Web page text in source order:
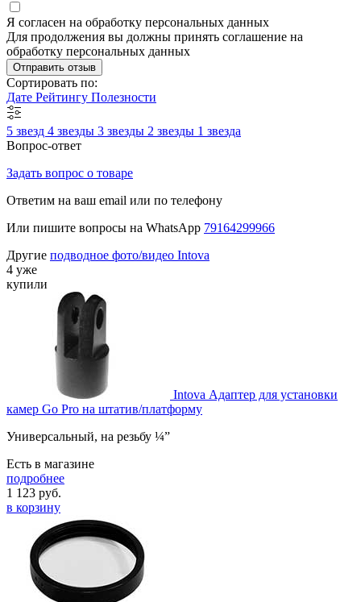
Я согласен на обработку персональных данных
Для продолжения вы должны принять соглашение на
обработку персональных данных
Отправить отзыв
Сортировать по:
Дате Рейтингу Полезности
5 звезд 4 звезды 3 звезды 2 звезды 1 звезда
Вопрос-ответ
Задать вопрос о товаре
Ответим на ваш email или по телефону
Или пишите вопросы на WhatsApp 79164299966
Другие подводное фото/видео Intova
4 уже
купили
Intova Адаптер для установки
камер Go Pro на штатив/платформу
Универсальный, на резьбу ¼”
Есть в магазине
подробнее
1 123 руб.
в корзину